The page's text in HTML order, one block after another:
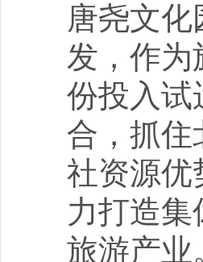
唐尧文
发，作为
份投入试
合，抓住
社资源优
力打造
旅游产业